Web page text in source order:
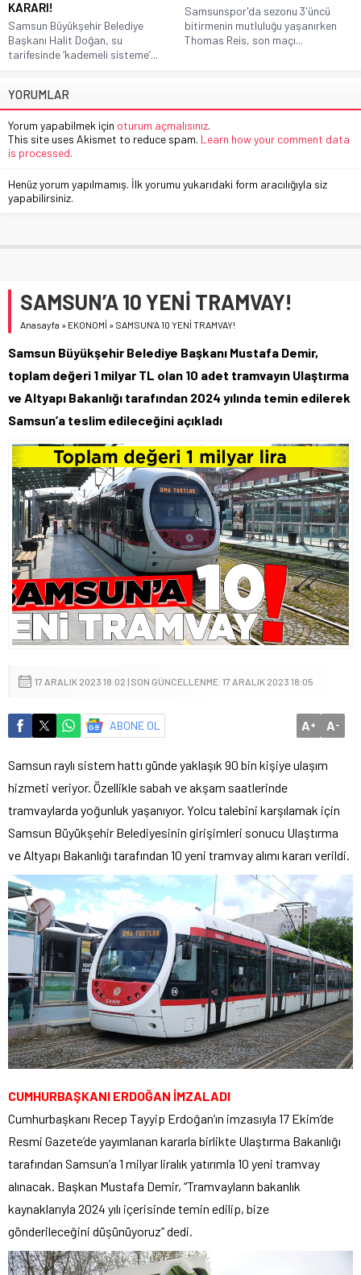
KARARI!
Samsun Büyükşehir Belediye
Başkanı Halit Doğan, su
tarifesinde ‘kademeli sisteme’...
Samsunspor'da sezonu 3'üncü
bitirmenin mutluluğu yaşanırken
Thomas Reis, son maçı...
YORUMLAR
Yorum yapabilmek için oturum açmalısınız.
This site uses Akismet to reduce spam. Learn how your comment data
is processed.
Henüz yorum yapılmamış. İlk yorumu yukarıdaki form aracılığıyla siz
yapabilirsiniz.
SAMSUN’A 10 YENİ TRAMVAY!
Anasayfa » EKONOMİ » SAMSUN’A 10 YENİ TRAMVAY!
Samsun Büyükşehir Belediye Başkanı Mustafa Demir,
toplam değeri 1 milyar TL olan 10 adet tramvayın Ulaştırma
ve Altyapı Bakanlığı tarafından 2024 yılında temin edilerek
Samsun’a teslim edileceğini açıkladı
17 ARALIK 2023 18:02 | SON GÜNCELLENME: 17 ARALIK 2023 18:05
ABONE OL A+ A-
Samsun raylı sistem hattı günde yaklaşık 90 bin kişiye ulaşım
hizmeti veriyor. Özellikle sabah ve akşam saatlerinde
tramvaylarda yoğunluk yaşanıyor. Yolcu talebini karşılamak için
Samsun Büyükşehir Belediyesinin girişimleri sonucu Ulaştırma
ve Altyapı Bakanlığı tarafından 10 yeni tramvay alımı kararı verildi.
CUMHURBAŞKANI ERDOĞAN İMZALADI
Cumhurbaşkanı Recep Tayyip Erdoğan’ın imzasıyla 17 Ekim’de
Resmi Gazete’de yayımlanan kararla birlikte Ulaştırma Bakanlığı
tarafından Samsun’a 1 milyar liralık yatırımla 10 yeni tramvay
alınacak. Başkan Mustafa Demir, “Tramvayların bakanlık
kaynaklarıyla 2024 yılı içerisinde temin edilip, bize
gönderileceğini düşünüyoruz” dedi.